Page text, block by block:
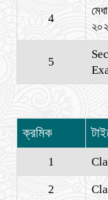
4
5
ক্রমিক
1
2